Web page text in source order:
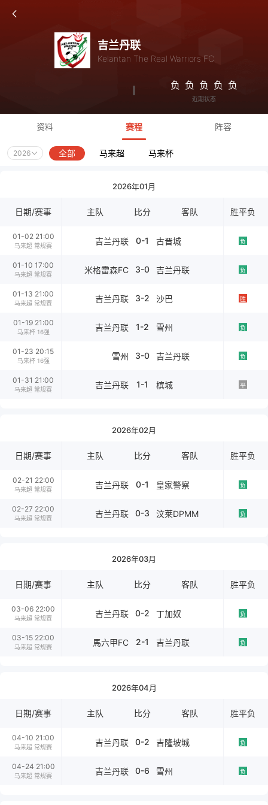
吉兰丹联
Kelantan The Real Warriors FC
负 负 负 负 负
近期状态
资料 赛程 阵容
2026 全部 马来超 马来杯
2026年01月
日期/赛事 主队 比分 客队 胜平负
01-02 21:00
马来超 常规赛 吉兰丹联 0-1 古晋城 负
01-10 17:00
马来超 常规赛 米格雷森FC 3-0 吉兰丹联 负
01-13 21:00
马来超 常规赛 吉兰丹联 3-2 沙巴 胜
01-19 21:00
马来杯 16强 吉兰丹联 1-2 雪州 负
01-23 20:15
马来杯 16强 雪州 3-0 吉兰丹联 负
01-31 21:00
马来超 常规赛 吉兰丹联 1-1 槟城 平
2026年02月
日期/赛事 主队 比分 客队 胜平负
02-21 22:00
马来超 常规赛 吉兰丹联 0-1 皇家警察 负
02-27 22:00
马来超 常规赛 吉兰丹联 0-3 汶莱DPMM 负
2026年03月
日期/赛事 主队 比分 客队 胜平负
03-06 22:00
马来超 常规赛 吉兰丹联 0-2 丁加奴 负
03-15 22:00
马来超 常规赛 馬六甲FC 2-1 吉兰丹联 负
2026年04月
日期/赛事 主队 比分 客队 胜平负
04-10 21:00
马来超 常规赛 吉兰丹联 0-2 吉隆坡城 负
04-24 21:00
马来超 常规赛 吉兰丹联 0-6 雪州 负